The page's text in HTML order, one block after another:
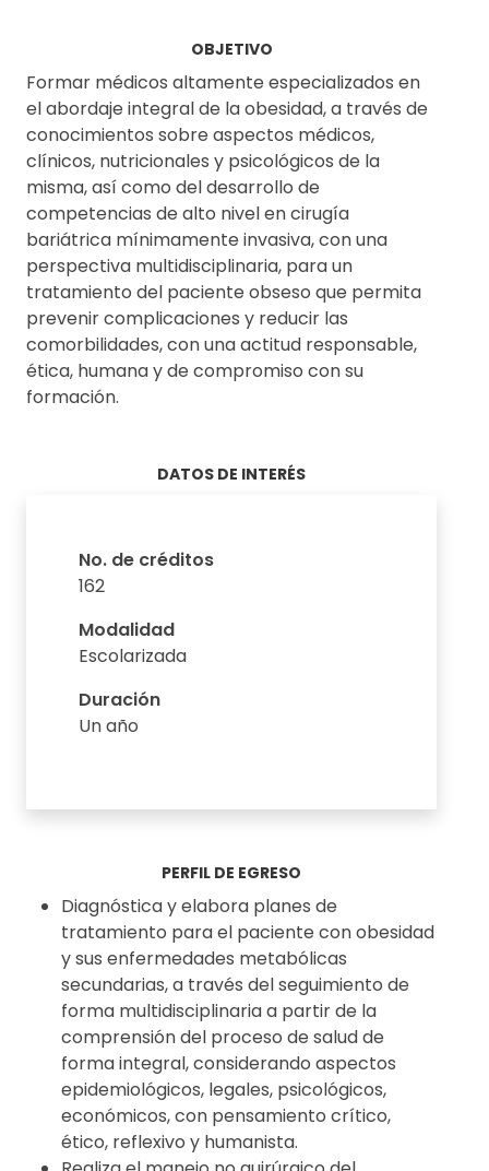
SOLICITAR INFORMACIÓN
SOLICITAR INFORMACIÓN
OBJETIVO
Formar médicos altamente especializados en
el abordaje integral de la obesidad, a través de
conocimientos sobre aspectos médicos,
clínicos, nutricionales y psicológicos de la
misma, así como del desarrollo de
competencias de alto nivel en cirugía
bariátrica mínimamente invasiva, con una
perspectiva multidisciplinaria, para un
tratamiento del paciente obseso que permita
prevenir complicaciones y reducir las
comorbilidades, con una actitud responsable,
ética, humana y de compromiso con su
formación.
DATOS DE INTERÉS
No. de créditos
162
Modalidad
Escolarizada
Duración
Un año
PERFIL DE EGRESO
Diagnóstica y elabora planes de
tratamiento para el paciente con obesidad
y sus enfermedades metabólicas
secundarias, a través del seguimiento de
forma multidisciplinaria a partir de la
comprensión del proceso de salud de
forma integral, considerando aspectos
epidemiológicos, legales, psicológicos,
económicos, con pensamiento crítico,
ético, reflexivo y humanista.